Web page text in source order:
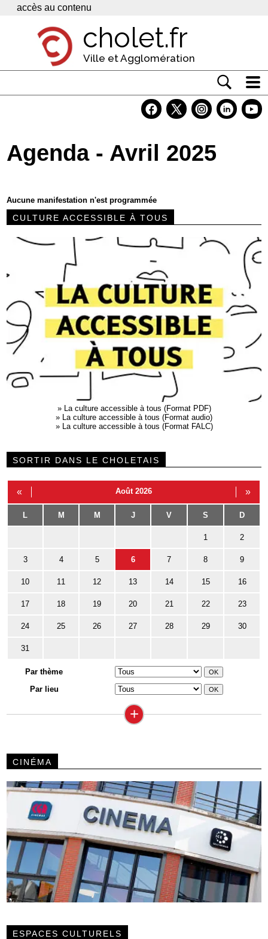
Panneau de gestion des cookies
accès au contenu
cholet.fr
Ville et Agglomération
Economie
Contacts
Agenda - Avril 2025
Aucune manifestation n'est programmée
CULTURE ACCESSIBLE À TOUS
»
La culture accessible à tous (Format PDF)
»
La culture accessible à tous (Format audio)
»
La culture accessible à tous (Format FALC)
SORTIR DANS LE CHOLETAIS
« Août 2026 »
L M M J V S D
1 2
3 4 5 6 7 8 9
10 11 12 13 14 15 16
17 18 19 20 21 22 23
24 25 26 27 28 29 30
31
Par thème
Par lieu
+
CINÉMA
ESPACES CULTURELS